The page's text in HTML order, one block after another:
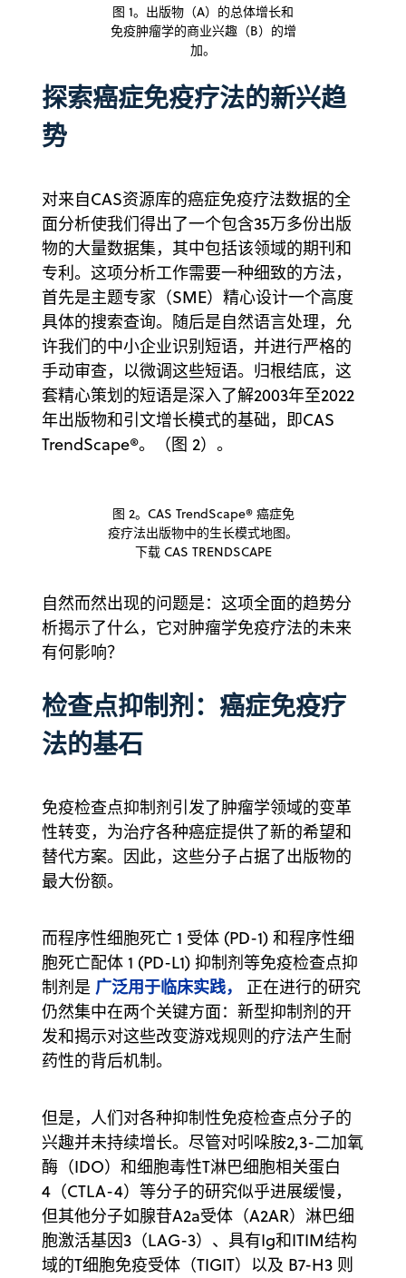
图 1。出版物（A）的总体增长和
免疫肿瘤学的商业兴趣（B）的增
加。
探索癌症免疫疗法的新兴趋
势
对来自CAS资源库的癌症免疫疗法数据的全
面分析使我们得出了一个包含35万多份出版
物的大量数据集，其中包括该领域的期刊和
专利。这项分析工作需要一种细致的方法，
首先是主题专家（SME）精心设计一个高度
具体的搜索查询。随后是自然语言处理，允
许我们的中小企业识别短语，并进行严格的
手动审查，以微调这些短语。归根结底，这
套精心策划的短语是深入了解2003年至2022
年出版物和引文增长模式的基础，即CAS
TrendScape®。（图 2）。
图 2。CAS TrendScape® 癌症免
疫疗法出版物中的生长模式地图。
下载 CAS TRENDSCAPE
自然而然出现的问题是：这项全面的趋势分
析揭示了什么，它对肿瘤学免疫疗法的未来
有何影响？
检查点抑制剂：癌症免疫疗
法的基石
免疫检查点抑制剂引发了肿瘤学领域的变革
性转变，为治疗各种癌症提供了新的希望和
替代方案。因此，这些分子占据了出版物的
最大份额。
而程序性细胞死亡 1 受体 (PD-1) 和程序性细
胞死亡配体 1 (PD-L1) 抑制剂等免疫检查点抑
制剂是 广泛用于临床实践，
正在进行的研究
仍然集中在两个关键方面：新型抑制剂的开
发和揭示对这些改变游戏规则的疗法产生耐
药性的背后机制。
但是，人们对各种抑制性免疫检查点分子的
兴趣并未持续增长。尽管对吲哚胺2,3-二加氧
酶（IDO）和细胞毒性T淋巴细胞相关蛋白
4（CTLA-4）等分子的研究似乎进展缓慢，
但其他分子如腺苷A2a受体（A2AR）淋巴细
胞激活基因3（LAG-3）、具有Ig和ITIM结构
域的T细胞免疫受体（TIGIT）以及 B7-H3 则